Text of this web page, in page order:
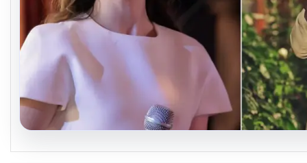
05.08.2026